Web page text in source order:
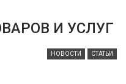
И УСЛУГ
НОВОСТИ СТАТЬИ